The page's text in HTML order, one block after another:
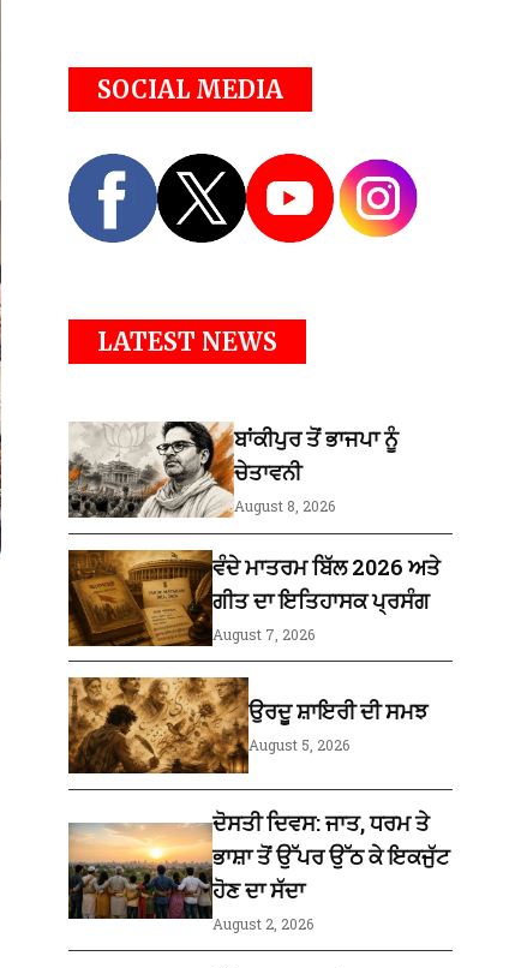
SOCIAL MEDIA
LATEST NEWS
ਬਾਂਕੀਪੁਰ ਤੋਂ ਭਾਜਪਾ ਨੂੰ
ਚੇਤਾਵਨੀ
August 8, 2026
ਵੰਦੇ ਮਾਤਰਮ ਬਿੱਲ 2026 ਅਤੇ
ਗੀਤ ਦਾ ਇਤਿਹਾਸਕ ਪ੍ਰਸੰਗ
August 7, 2026
ਉਰਦੂ ਸ਼ਾਇਰੀ ਦੀ ਸਮਝ
August 5, 2026
ਦੋਸਤੀ ਦਿਵਸ: ਜਾਤ, ਧਰਮ ਤੇ
ਭਾਸ਼ਾ ਤੋਂ ਉੱਪਰ ਉੱਠ ਕੇ ਇਕਜੁੱਟ
ਹੋਣ ਦਾ ਸੱਦਾ
August 2, 2026